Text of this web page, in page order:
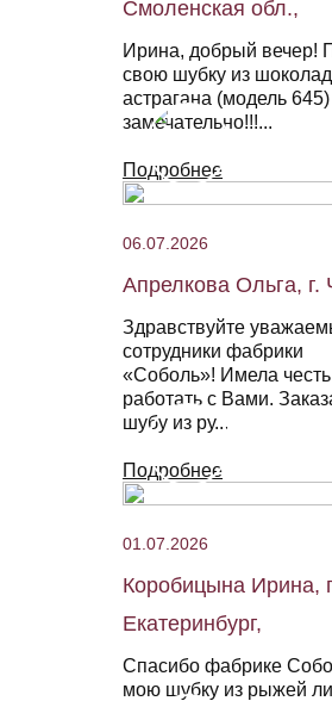
Смоленская обл.,
Ирина, добрый вечер!
свою шубку из
астрагана (модель
замечательно!!!...
Подробнее
06.07.2026
Апрелкова Ольга, г.
Здравствуйте
сотрудники фабрики
«Соболь»! Имела честь
работать с Вами.
шубу из ру...
Подробнее
01.07.2026
Коробицына Ирина,
Екатеринбург,
Спасибо фабрике
мою шубку из рыжей